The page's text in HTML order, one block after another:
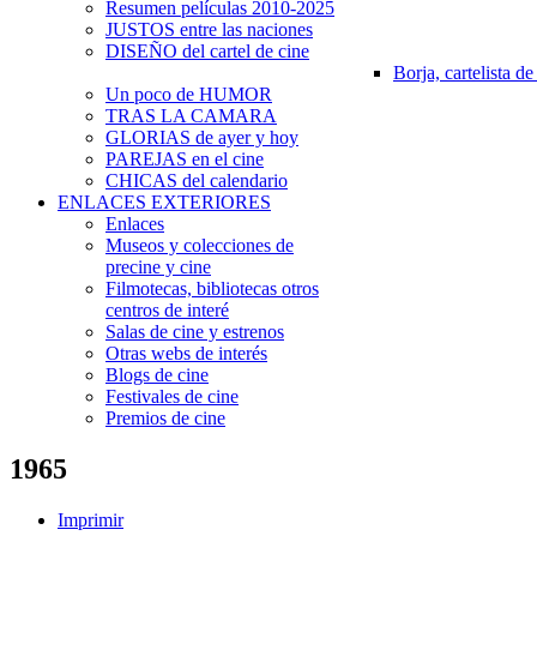
Resumen películas 2010-2025
JUSTOS entre las naciones
DISEÑO del cartel de cine
Borja, cartelista
Un poco de HUMOR
TRAS LA CAMARA
GLORIAS de ayer y hoy
PAREJAS en el cine
CHICAS del calendario
ENLACES EXTERIORES
Enlaces
Museos y colecciones de
precine y cine
Filmotecas, bibliotecas otros
centros de interé
Salas de cine y estrenos
Otras webs de interés
Blogs de cine
Festivales de cine
Premios de cine
1965
Imprimir